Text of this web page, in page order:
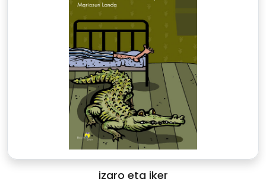
izaro eta iker